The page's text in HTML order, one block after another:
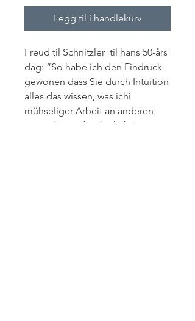
Legg til i handlekurv
Freud til Schnitzler til hans 50-års
dag: “So habe ich den Eindruck
gewonen dass Sie durch Intuition
alles das wissen, was ichi
mühseliger Arbeit an anderen
Menschen aufgedeckt habe”